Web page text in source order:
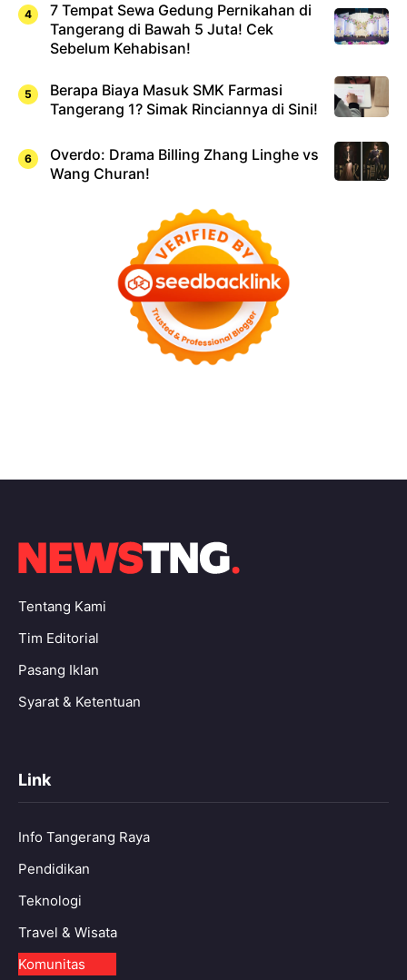
7 Tempat Sewa Gedung Pernikahan di
Tangerang di Bawah 5 Juta! Cek
Sebelum Kehabisan!
Berapa Biaya Masuk SMK Farmasi
Tangerang 1? Simak Rinciannya di Sini!
Overdo: Drama Billing Zhang Linghe vs
Wang Churan!
Tentang Kami
Tim Editorial
Pasang Iklan
Syarat & Ketentuan
Link
Info Tangerang Raya
Pendidikan
Teknologi
Travel & Wisata
Komunitas